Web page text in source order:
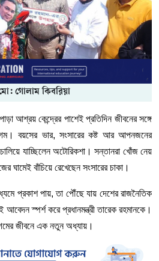
গোলাম কিবরিয়া
আশ্রয় কেন্দ্রের পাশেই প্রতিদিন জীবনের সঙ্গে
বয়সের ভার, সংসারের কষ্ট আর আপনজনের
যাচ্ছিলেন অটোরিকশা। সন্তানরা খোঁজ নেয়
ঘামেই বাঁচিয়ে রেখেছেন সংসারের চাকা।
প্রকাশ পায়, তা পৌঁছে যায় দেশের রাজনৈতিক
আবেদন স্পর্শ করে প্রধানমন্ত্রী তারেক রহমানকে।
জীবনে এক নতুন অধ্যায়।